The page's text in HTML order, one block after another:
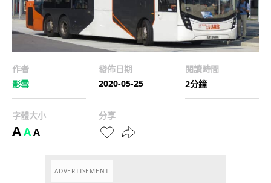
作者
影雪
發佈日期
2020-05-25
閱讀時間
2分鐘
字體大小
AAA
分享
ADVERTISEMENT